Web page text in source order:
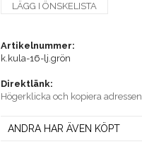
LÄGG I ÖNSKELISTA
Artikelnummer:
k.kula-16-lj.grön
Direktlänk:
Högerklicka och kopiera adressen
ANDRA HAR ÄVEN KÖPT